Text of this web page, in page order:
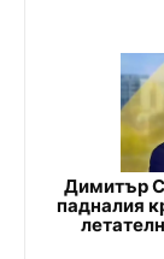
Димитър
падналия